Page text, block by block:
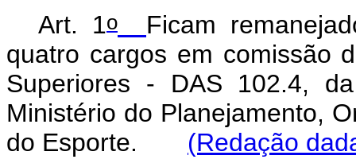
Art. 1o
Ficam
quatro cargos em comissão
Superiores - DAS 102.4,
Ministério do Planejamento,
do Esporte. (Redação